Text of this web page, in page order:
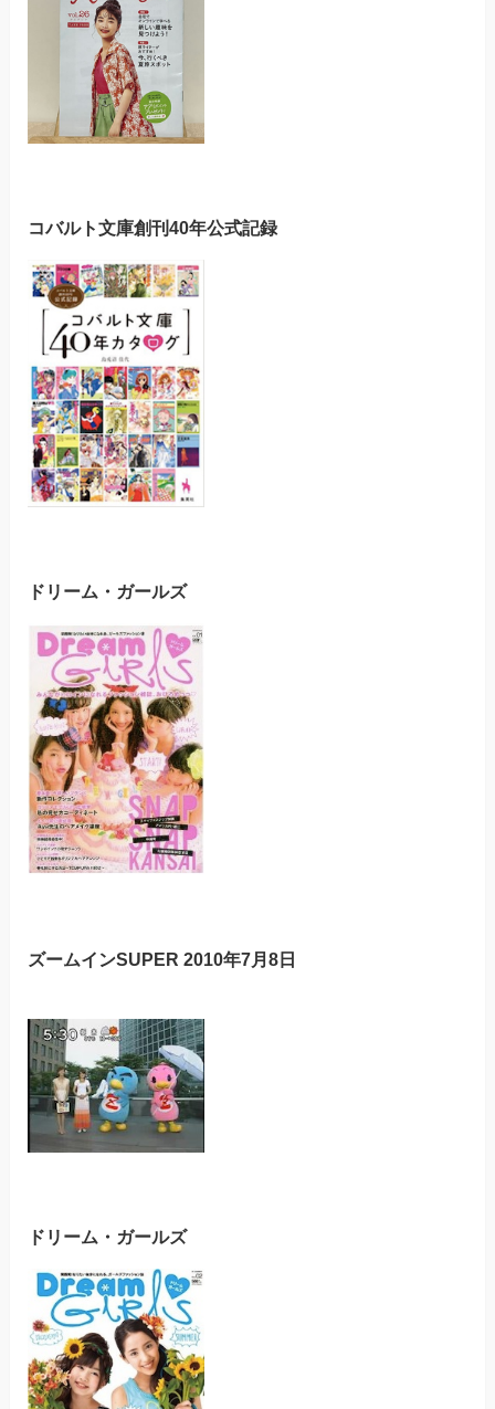
コバルト文庫創刊40年公式記録
ドリーム・ガールズ
ズームインSUPER 2010年7月8日
ドリーム・ガールズ